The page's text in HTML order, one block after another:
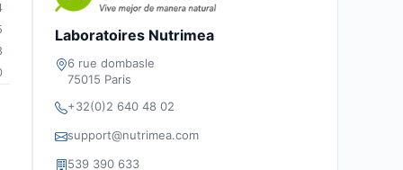
Laboratoires Nutrimea
6 rue dombasle
75015 Paris
+32(0)2 640 48 02
support@nutrimea.com
539 390 633